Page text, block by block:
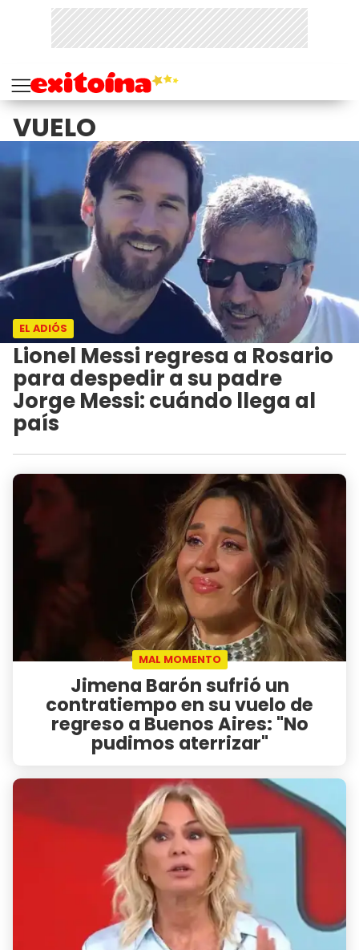
VUELO
EL ADIÓS
Lionel Messi regresa a Rosario
para despedir a su padre
Jorge Messi: cuándo llega al
país
MAL MOMENTO
Jimena Barón sufrió un
contratiempo en su vuelo de
regreso a Buenos Aires: "No
pudimos aterrizar"